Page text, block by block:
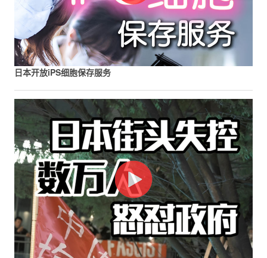
日本开放iPS细胞保存服务